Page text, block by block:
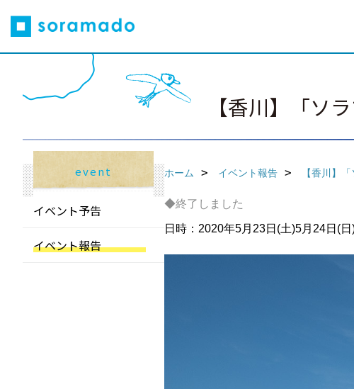
【香川】「ソ
ホーム イベント報告 【香川】
◆終了しました
日時：2020年5月23日(土)5月24日(
event
イベント予告
イベント報告